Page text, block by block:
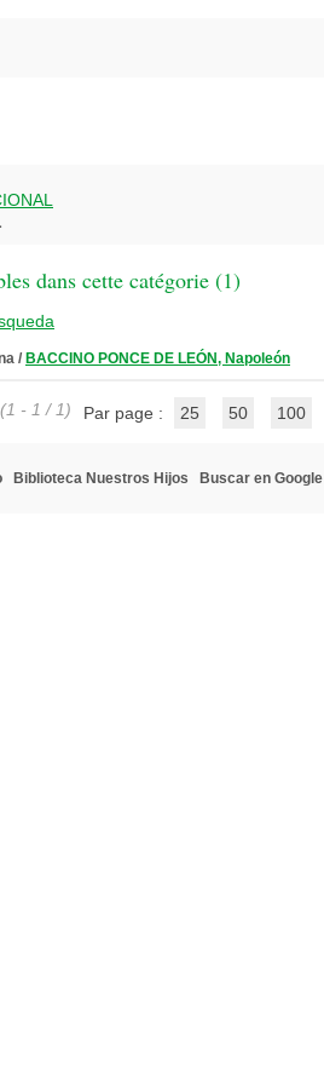
dans cette catégorie (1)
/ BACCINO PONCE DE LEÓN, Napoleón
(1 - 1 / 1) Par page : 25 50 100
Biblioteca Nuestros Hijos Buscar en Google